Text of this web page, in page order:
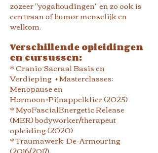
zozeer "yogahoudingen" en zo ook is
een traan of humor menselijk en
welkom.
Verschillende opleidingen
en cursussen:
* Cranio Sacraal Basis en
Verdieping + Masterclasses:
Menopause en
Hormoon+Pijnappelklier (2025)
* MyoFascialEnergetic Release
(MER) bodyworker/therapeut
opleiding (2020)
* Traumawerk: De-Armouring